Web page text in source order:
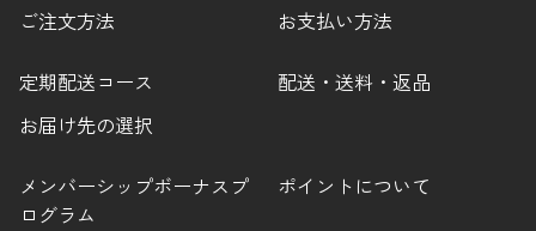
ご注文方法 お支払い方法
定期配送コース
配送・送料・返品
お届け先の選択
メンバーシップボーナスプ
ログラム
ポイントについて